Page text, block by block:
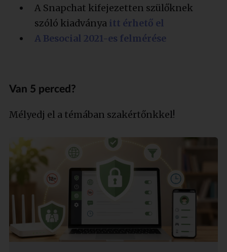
A Snapchat kifejezetten szülőknek
szóló kiadványa itt érhető el
A Besocial 2021-es felmérése
Van 5 perced?
Mélyedj el a témában szakértőnkkel!